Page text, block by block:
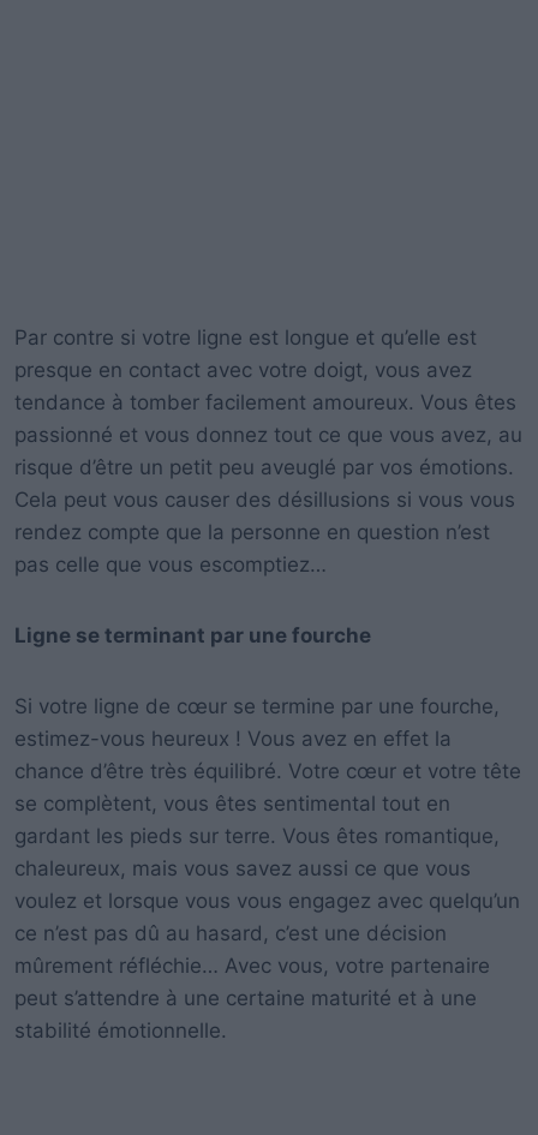
Par contre si votre ligne est longue et qu’elle est
presque en contact avec votre doigt, vous avez
tendance à tomber facilement amoureux. Vous êtes
passionné et vous donnez tout ce que vous avez, au
risque d’être un petit peu aveuglé par vos émotions.
Cela peut vous causer des désillusions si vous vous
rendez compte que la personne en question n’est
pas celle que vous escomptiez…
Ligne se terminant par une fourche
Si votre ligne de cœur se termine par une fourche,
estimez-vous heureux ! Vous avez en effet la
chance d’être très équilibré. Votre cœur et votre tête
se complètent, vous êtes sentimental tout en
gardant les pieds sur terre. Vous êtes romantique,
chaleureux, mais vous savez aussi ce que vous
voulez et lorsque vous vous engagez avec quelqu’un
ce n’est pas dû au hasard, c’est une décision
mûrement réfléchie… Avec vous, votre partenaire
peut s’attendre à une certaine maturité et à une
stabilité émotionnelle.